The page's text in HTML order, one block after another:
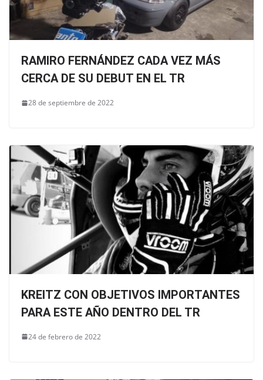
RAMIRO FERNÁNDEZ CADA VEZ MÁS
CERCA DE SU DEBUT EN EL TR
28 de septiembre de 2022
KREITZ CON OBJETIVOS IMPORTANTES
PARA ESTE AÑO DENTRO DEL TR
24 de febrero de 2022